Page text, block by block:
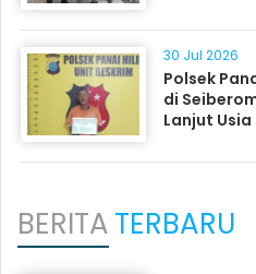
30 Jul 2026
Polsek
di
Lanjut
BERITATERBARU